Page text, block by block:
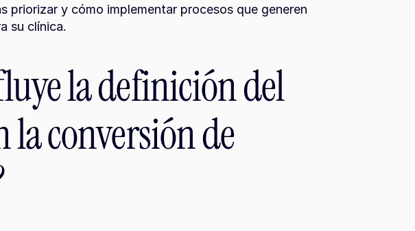
priorizar y cómo implementar procesos que generen
su clínica.
la definición del
la conversión de